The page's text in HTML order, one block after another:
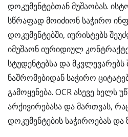
დოკუმენტებთან მუშაობას.
სწრაფად მოიძიონ საჭირო
დოკუმენტებში, იურისტებს
იმუშაონ იურიდიულ
სტუდენტებსა და
ნაშრომებიდან საჭირო
გამოყენება. OCR ასევე ხელს
არქივირებასა და მართვას,
დოკუმენტების საჭიროებას და